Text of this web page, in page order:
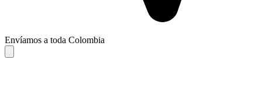
Envíamos a toda Colombia